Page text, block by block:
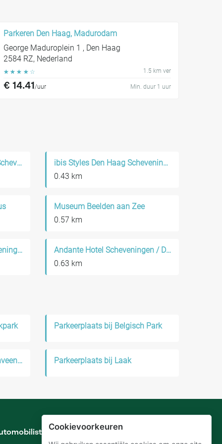
Parkeren Den Haag, Madurodam
George Maduroplein 1 , Den Haag
2584 RZ, Nederland
☆ ☆ ☆ ☆ ☆ 1.5 km ver
€ 14.41/uur Min. duur 1 uur
Fletcher Hotel-Restaurant Scheveningen
ibis Styles Den Haag Scheveningen
0.43 km
Museum Beelden aan Zee
0.57 km
Ramada The Hague Scheveningen
Andante Hotel Scheveningen / Den Haag
0.63 km
Parkeerplaats bij Belgisch Park
Parkeerplaats bij Leidschenveen-Ypenburg Parkeerplaats bij Laak
Cookievoorkeuren
Verhuurders